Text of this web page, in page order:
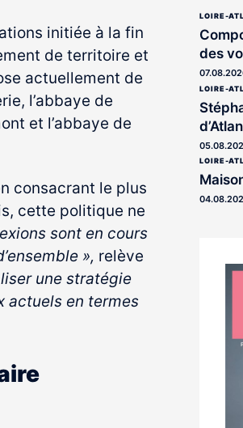
initiée à la fin
de territoire et
actuellement de
l’abbaye de
et l’abbaye de
consacrant le plus
cette politique ne
sont en cours
», relève
une stratégie
actuels en termes
LOIRE-
des
LOIRE-
LOIRE-